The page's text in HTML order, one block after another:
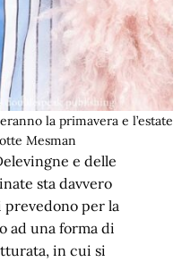
la primavera e l’estate
Mesman
e delle
sta davvero
per la
ad una forma di
in cui si